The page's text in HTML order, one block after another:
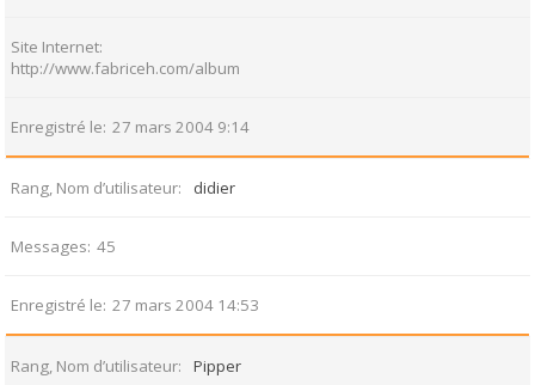
Site Internet
http://www.fabriceh.com/album
Enregistré le 27 mars 2004 9:14
Rang, Nom d’utilisateur didier
Messages 45
Enregistré le 27 mars 2004 14:53
Rang, Nom d’utilisateur Pipper